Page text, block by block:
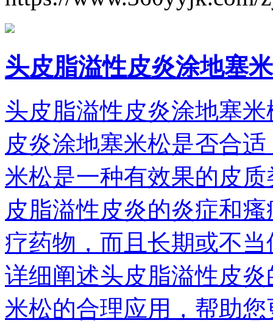
头皮脂溢性皮炎涂地塞
头皮脂溢性皮炎涂地塞
皮炎涂地塞米松是否合
米松是一种有效果的皮
皮脂溢性皮炎的炎症和
疗药物，而且长期或不
详细阐述头皮脂溢性皮
米松的合理应用，帮助